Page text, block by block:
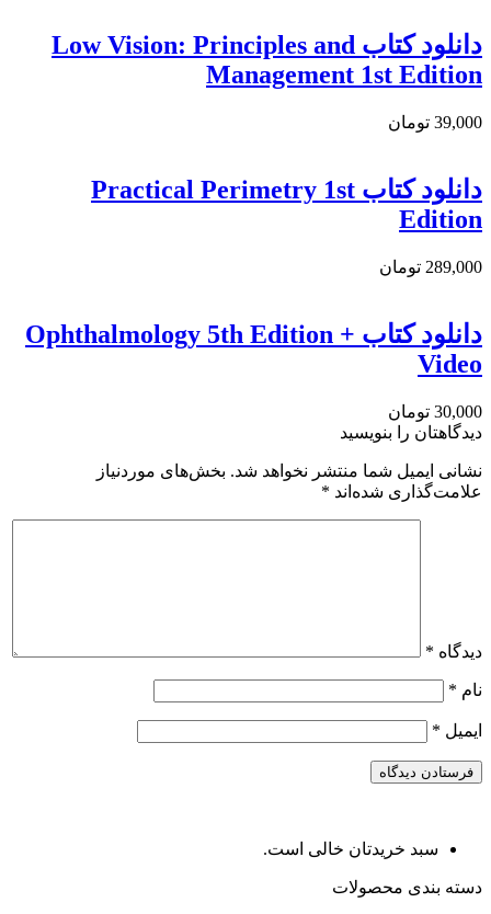
دانلود کتاب Low Vision: Principles and
Management 1st Edition
39,000 تومان
دانلود کتاب Practical Perimetry 1st
Edition
289,000 تومان
دانلود کتاب Ophthalmology 5th Edition +
Video
30,000 تومان
دیدگاهتان را بنویسید
نشانی ایمیل شما منتشر نخواهد شد. بخش‌های موردنیاز
علامت‌گذاری شده‌اند *
دیدگاه *
نام *
ایمیل *
سبد خریدتان خالی است.
دسته بندی محصولات